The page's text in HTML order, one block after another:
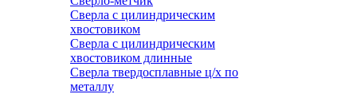
Сверла с цилиндрическим
хвостовиком
Сверла с цилиндрическим
хвостовиком длинные
Сверла твердосплавные ц/х по
металлу